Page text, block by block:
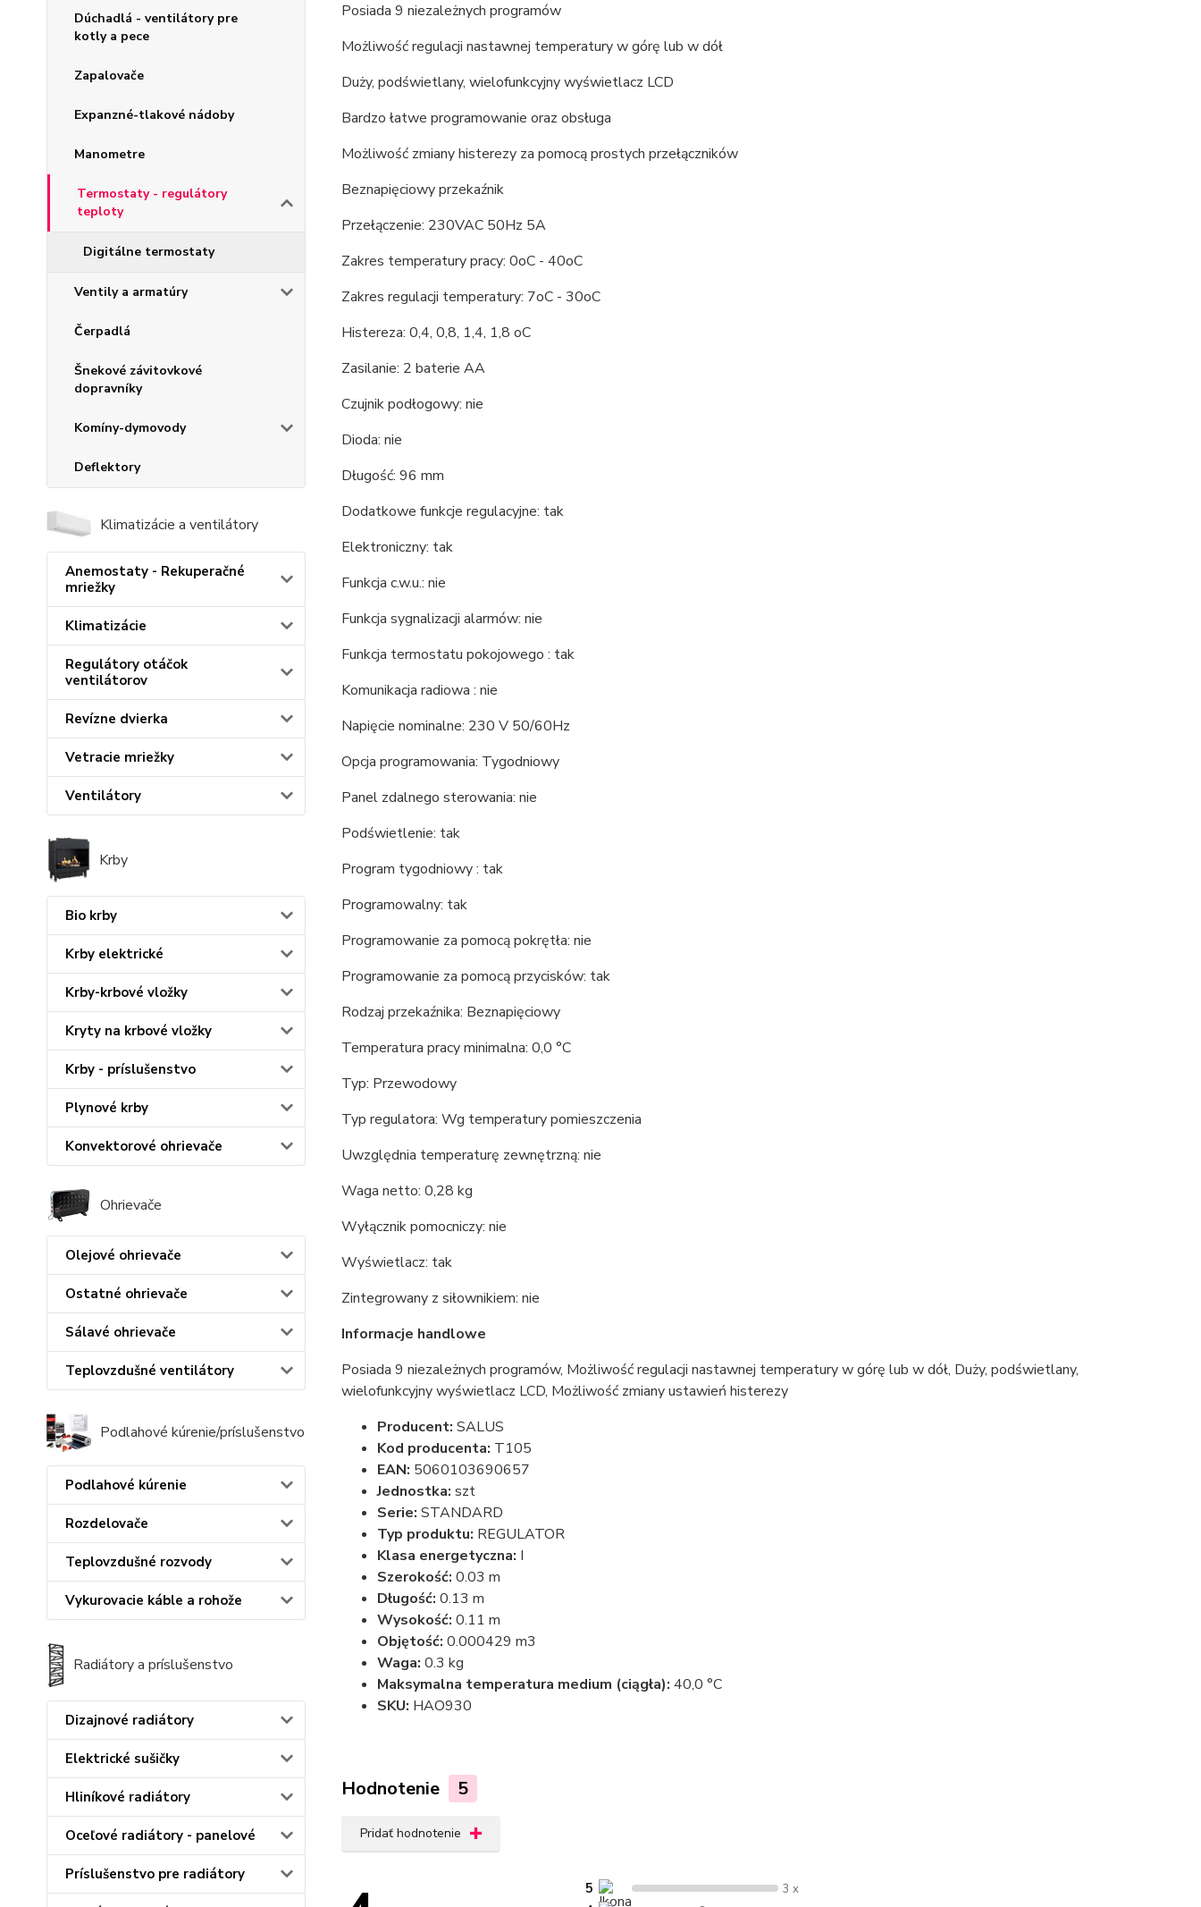
Dúchadlá - ventilátory pre
kotly a pece
Zapalovače
Expanzné-tlakové nádoby
Manometre
Termostaty - regulátory
teploty
Digitálne termostaty
Ventily a armatúry
Čerpadlá
Šnekové závitovkové
dopravníky
Komíny-dymovody
Deflektory
Klimatizácie a ventilátory
Anemostaty - Rekuperačné
mriežky
Klimatizácie
Regulátory otáčok
ventilátorov
Revízne dvierka
Vetracie mriežky
Ventilátory
Krby
Bio krby
Krby elektrické
Krby-krbové vložky
Kryty na krbové vložky
Krby - príslušenstvo
Plynové krby
Konvektorové ohrievače
Ohrievače
Olejové ohrievače
Ostatné ohrievače
Sálavé ohrievače
Teplovzdušné ventilátory
Podlahové kúrenie/príslušenstvo
Podlahové kúrenie
Rozdelovače
Teplovzdušné rozvody
Vykurovacie káble a rohože
Radiátory a príslušenstvo
Dizajnové radiátory
Elektrické sušičky
Hliníkové radiátory
Oceľové radiátory - panelové
Príslušenstvo pre radiátory
Posiada 9 niezależnych programów
Możliwość regulacji nastawnej temperatury w górę lub w dół
Duży, podświetlany, wielofunkcyjny wyświetlacz LCD
Bardzo łatwe programowanie oraz obsługa
Możliwość zmiany histerezy za pomocą prostych przełączników
Beznapięciowy przekaźnik
Przełączenie: 230VAC 50Hz 5A
Zakres temperatury pracy: 0oC - 40oC
Zakres regulacji temperatury: 7oC - 30oC
Histereza: 0,4, 0,8, 1,4, 1,8 oC
Zasilanie: 2 baterie AA
Czujnik podłogowy: nie
Dioda: nie
Długość: 96 mm
Dodatkowe funkcje regulacyjne: tak
Elektroniczny: tak
Funkcja c.w.u.: nie
Funkcja sygnalizacji alarmów: nie
Funkcja termostatu pokojowego : tak
Komunikacja radiowa : nie
Napięcie nominalne: 230 V 50/60Hz
Opcja programowania: Tygodniowy
Panel zdalnego sterowania: nie
Podświetlenie: tak
Program tygodniowy : tak
Programowalny: tak
Programowanie za pomocą pokrętła: nie
Programowanie za pomocą przycisków: tak
Rodzaj przekaźnika: Beznapięciowy
Temperatura pracy minimalna: 0,0 °C
Typ: Przewodowy
Typ regulatora: Wg temperatury pomieszczenia
Uwzględnia temperaturę zewnętrzną: nie
Waga netto: 0,28 kg
Wyłącznik pomocniczy: nie
Wyświetlacz: tak
Zintegrowany z siłownikiem: nie
Informacje handlowe
Posiada 9 niezależnych programów, Możliwość regulacji nastawnej temperatury w górę lub w dół, Duży, podświetlany,
wielofunkcyjny wyświetlacz LCD, Możliwość zmiany ustawień histerezy
Producent: SALUS
Kod producenta: T105
EAN: 5060103690657
Jednostka: szt
Serie: STANDARD
Typ produktu: REGULATOR
Klasa energetyczna: I
Szerokość: 0.03 m
Długość: 0.13 m
Wysokość: 0.11 m
Objętość: 0.000429 m3
Waga: 0.3 kg
Maksymalna temperatura medium (ciągła): 40,0 °C
SKU: HAO930
Hodnotenie 5
Pridať hodnotenie
5 3 x